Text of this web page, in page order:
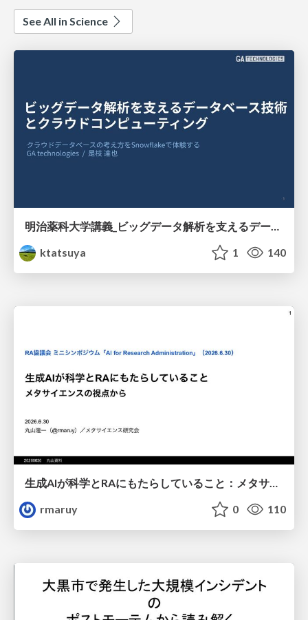
See All in Science
明治薬科大学講義_ビッグデータ解析を支えるデータベース技術とクラウドコンピューティング
ktatsuya
1 140
rmaruy
0 110